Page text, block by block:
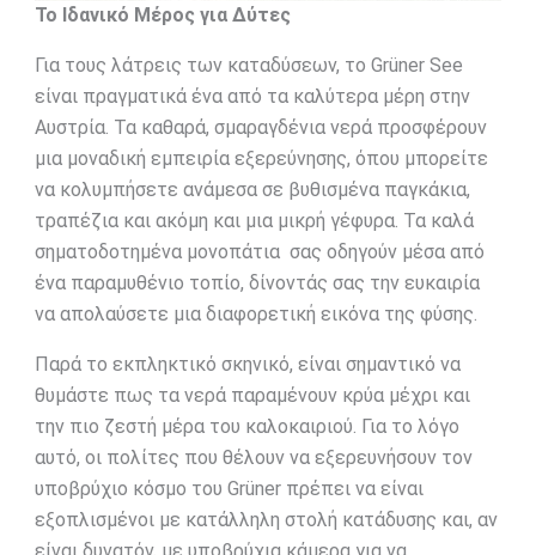
Το Ιδανικό Μέρος για Δύτες
Για τους λάτρεις των καταδύσεων, το Grüner See
είναι πραγματικά ένα από τα καλύτερα μέρη στην
Αυστρία. Τα καθαρά, σμαραγδένια νερά προσφέρουν
μια μοναδική εμπειρία εξερεύνησης, όπου μπορείτε
να κολυμπήσετε ανάμεσα σε βυθισμένα παγκάκια,
τραπέζια και ακόμη και μια μικρή γέφυρα. Τα καλά
σηματοδοτημένα μονοπάτια σας οδηγούν μέσα από
ένα παραμυθένιο τοπίο, δίνοντάς σας την ευκαιρία
να απολαύσετε μια διαφορετική εικόνα της φύσης.
Παρά το εκπληκτικό σκηνικό, είναι σημαντικό να
θυμάστε πως τα νερά παραμένουν κρύα μέχρι και
την πιο ζεστή μέρα του καλοκαιριού. Για το λόγο
αυτό, οι πολίτες που θέλουν να εξερευνήσουν τον
υποβρύχιο κόσμο του Grüner πρέπει να είναι
εξοπλισμένοι με κατάλληλη στολή κατάδυσης και, αν